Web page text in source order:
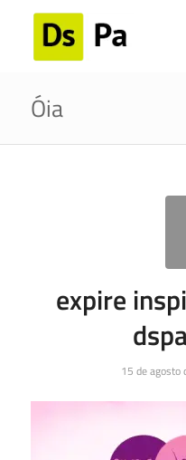
Óia
expire
15 de agosto